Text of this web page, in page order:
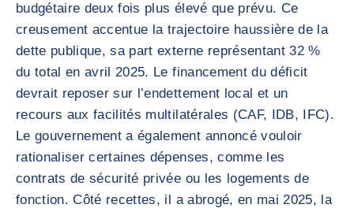
budgétaire deux fois plus élevé que prévu. Ce
creusement accentue la trajectoire haussière de la
dette publique, sa part externe représentant 32 %
du total en avril 2025. Le financement du déficit
devrait reposer sur l’endettement local et un
recours aux facilités multilatérales (CAF, IDB, IFC).
Le gouvernement a également annoncé vouloir
rationaliser certaines dépenses, comme les
contrats de sécurité privée ou les logements de
fonction. Côté recettes, il a abrogé, en mai 2025, la